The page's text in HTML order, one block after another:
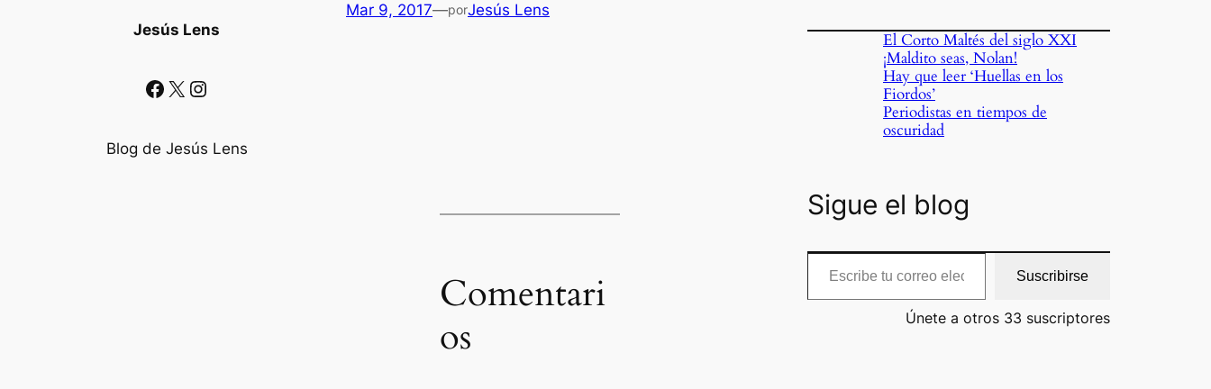
Jesús Lens
Facebook X Instagram
Blog de Jesús Lens
Mar 9, 2017—porJesús Lens
Comentari
os
El Corto Maltés del siglo XXI
¡Maldito seas, Nolan!
Hay que leer ‘Huellas en los
Fiordos’
Periodistas en tiempos de
oscuridad
Sigue el blog
Escribe tu correo electrónico…
Suscribirse
Únete a otros 33 suscriptores